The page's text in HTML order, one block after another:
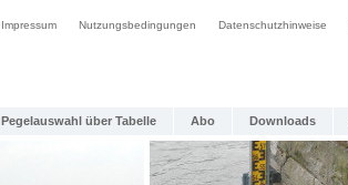
Impressum Nutzungsbedingungen Datenschutzhinweise
Pegelauswahl über Tabelle Abo Downloads